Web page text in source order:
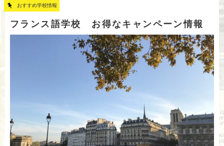
おすすめ学校情報
フランス語学校 お得なキャンペーン情報